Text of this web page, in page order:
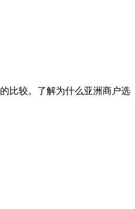
比较。了解为什么亚洲商户选